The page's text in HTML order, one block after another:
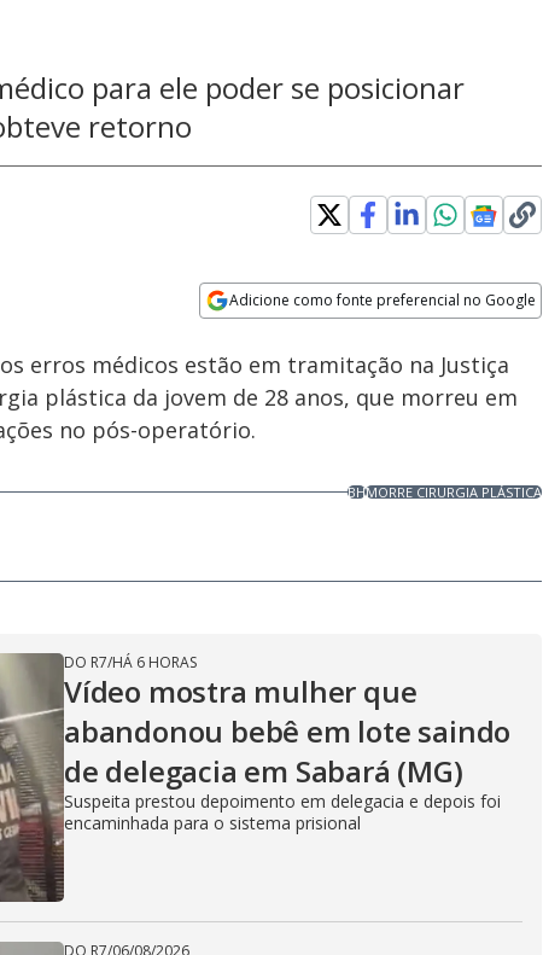
para ele poder se posicionar
retorno
Adicione como fonte preferencial no Google
Velocidade
erros médicos estão em tramitação na Justiça
plástica da jovem de 28 anos, que morreu em
no pós-operatório.
BHMORRE CIRURGIA PLÁSTICA
DO R7/HÁ 6 HORAS
Vídeo mostra mulher que
abandonou bebê em lote saindo
de delegacia em Sabará (MG)
Suspeita prestou depoimento em delegacia e depois foi
encaminhada para o sistema prisional
DO R7/06/08/2026